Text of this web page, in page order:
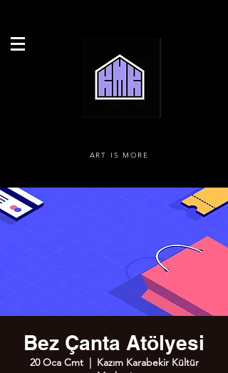
ART IS MORE
Bez Çanta Atölyesi
20 Oca Cmt
  |
Kazım Karabekir Kültür